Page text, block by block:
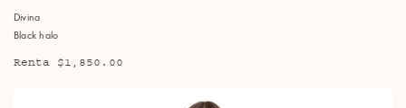
Divina
Black halo
Renta $1,850.00